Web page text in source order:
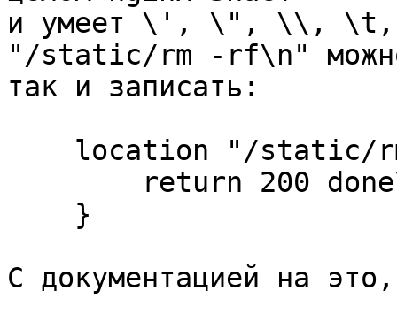
и умеет \', \", \\, \t,
"/static/rm -rf\n"
так и записать:
С документацией на